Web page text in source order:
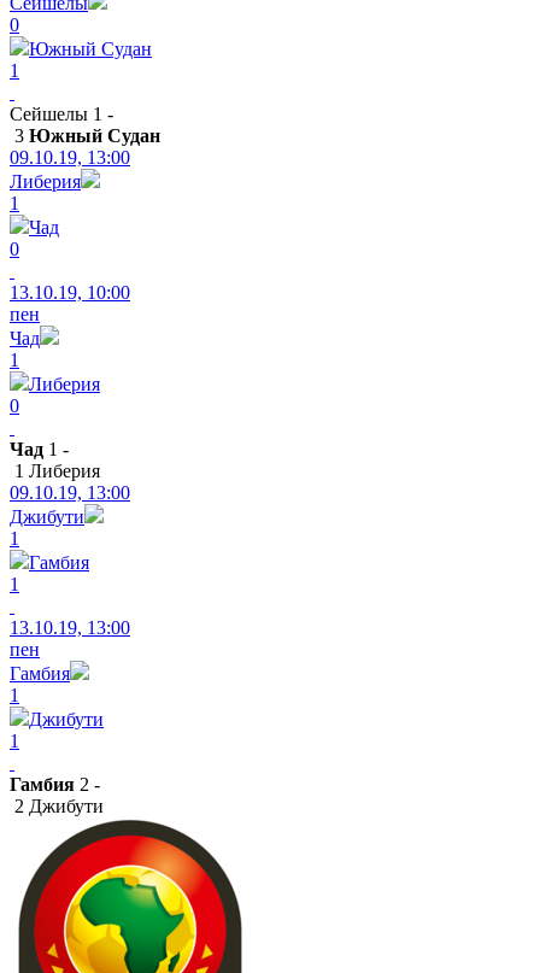
0
Южный Судан
1
Сейшелы 1 -
3 Южный Судан
09.10.19, 13:00
Либерия
1
Чад
0
13.10.19, 10:00
пен
Чад
1
Либерия
0
Чад 1 -
1 Либерия
09.10.19, 13:00
Джибути
1
Гамбия
1
13.10.19, 13:00
пен
Гамбия
1
Джибути
1
Гамбия 2 -
2 Джибути